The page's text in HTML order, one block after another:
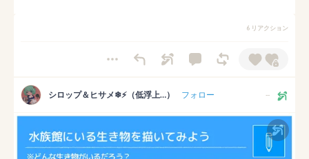
6 リアクション
シロップ＆ヒサメ❄⚡（低浮上…） フォロー --